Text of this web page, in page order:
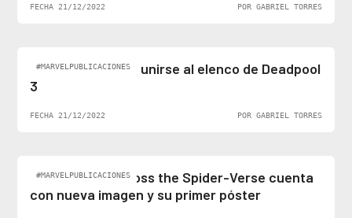
FECHA 21/12/2022 POR GABRIEL TORRES
#MARVELPUBLICACIONES
Ben Stiller podría unirse al elenco de Deadpool
3
FECHA 21/12/2022 POR GABRIEL TORRES
#MARVELPUBLICACIONES
Spider-Man: Across the Spider-Verse cuenta
con nueva imagen y su primer póster